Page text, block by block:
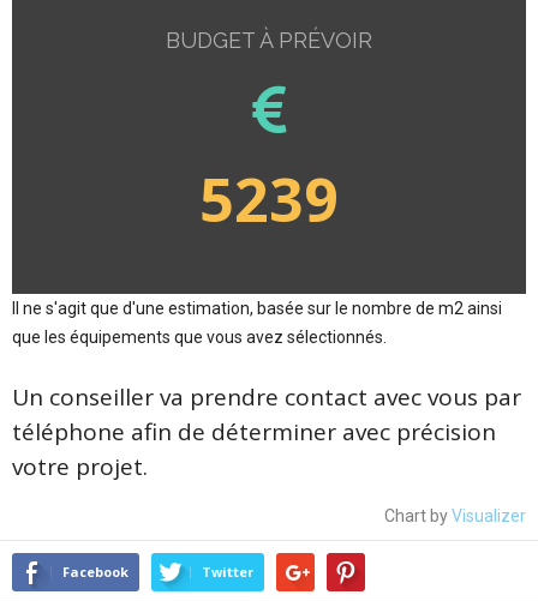
BUDGET À PRÉVOIR
5239
Il ne s'agit que d'une estimation, basée sur le nombre de m2 ainsi
que les équipements que vous avez sélectionnés.
Un conseiller va prendre contact avec vous par
téléphone afin de déterminer avec précision
votre projet.
Chart byVisualizer
Facebook Twitter